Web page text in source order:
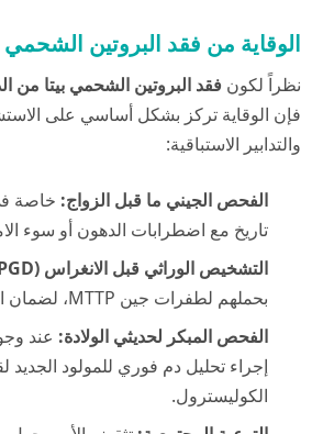
الوقاية من فقد البروتين الشحمي
نظراً لكون فقد البروتين الشحمي بيتا من
فإن الوقاية تركز بشكل أساسي على
والتدابير الاستباقية:
الفحص الجيني ما قبل الزواج: خاصة
تاريخ مع اضطرابات الدهون أو سوء
التشخيص الوراثي قبل الانغراس (PGD):
بحملهم لطفرات جين MTTP، لضمان اختيار أجنة سليمة.
الفحص المبكر لحديثي الولادة: عند
إجراء تحليل دم فوري للمولود
الكوليسترول.